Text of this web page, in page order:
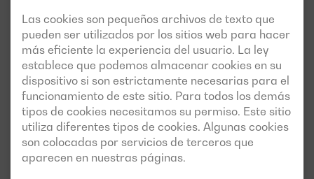
Las cookies son pequeños archivos de texto que
pueden ser utilizados por los sitios web para hacer
más eficiente la experiencia del usuario. La ley
establece que podemos almacenar cookies en su
dispositivo si son estrictamente necesarias para el
funcionamiento de este sitio. Para todos los demás
tipos de cookies necesitamos su permiso. Este sitio
utiliza diferentes tipos de cookies. Algunas cookies
son colocadas por servicios de terceros que
aparecen en nuestras páginas.
Nuevo
DGC 2250 ST